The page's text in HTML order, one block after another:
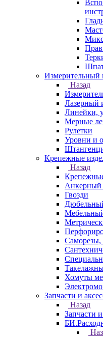
Измерительный
Назад
Лазерный
Линейки,
Мерные
Рулетки
Уровни и
Крепежные
Назад
Анкерный
Гвозди
Хомуты
Запчасти и
Назад
Запчасти